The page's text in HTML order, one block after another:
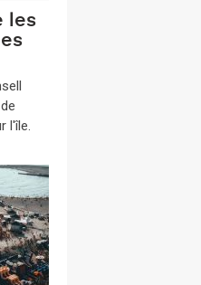
les
l'île.